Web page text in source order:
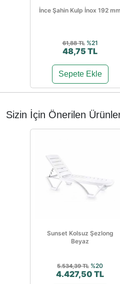
İnce Şahin Kulp İnox 192 mm
61,88 TL %21
48,75 TL
Sepete Ekle
Sizin İçin Önerilen
Sunset Kolsuz Şezlong
Beyaz
5.534,39 TL %20
4.427,50 TL